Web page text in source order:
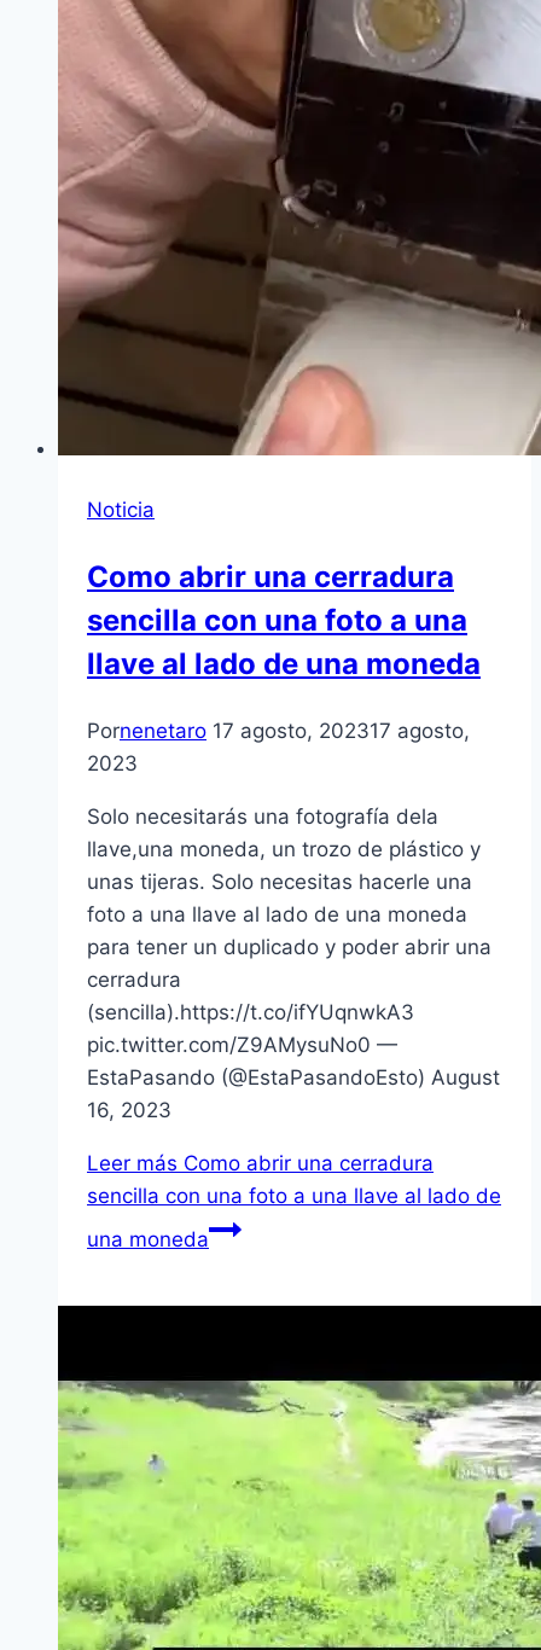
Noticia
Como abrir una cerradura
sencilla con una foto a una
llave al lado de una moneda
Pornenetaro 17 agosto, 202317 agosto,
2023
Solo necesitarás una fotografía dela
llave,una moneda, un trozo de plástico y
unas tijeras. Solo necesitas hacerle una
foto a una llave al lado de una moneda
para tener un duplicado y poder abrir una
cerradura
(sencilla).https://t.co/ifYUqnwkA3
pic.twitter.com/Z9AMysuNo0 —
EstaPasando (@EstaPasandoEsto) August
16, 2023
Leer más Como abrir una cerradura
sencilla con una foto a una llave al lado de
una moneda